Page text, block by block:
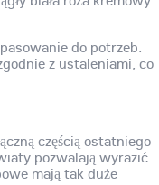
do potrzeb.
z ustaleniami, co
częścią ostatniego
pozwalają wyrazić
mają tak duże